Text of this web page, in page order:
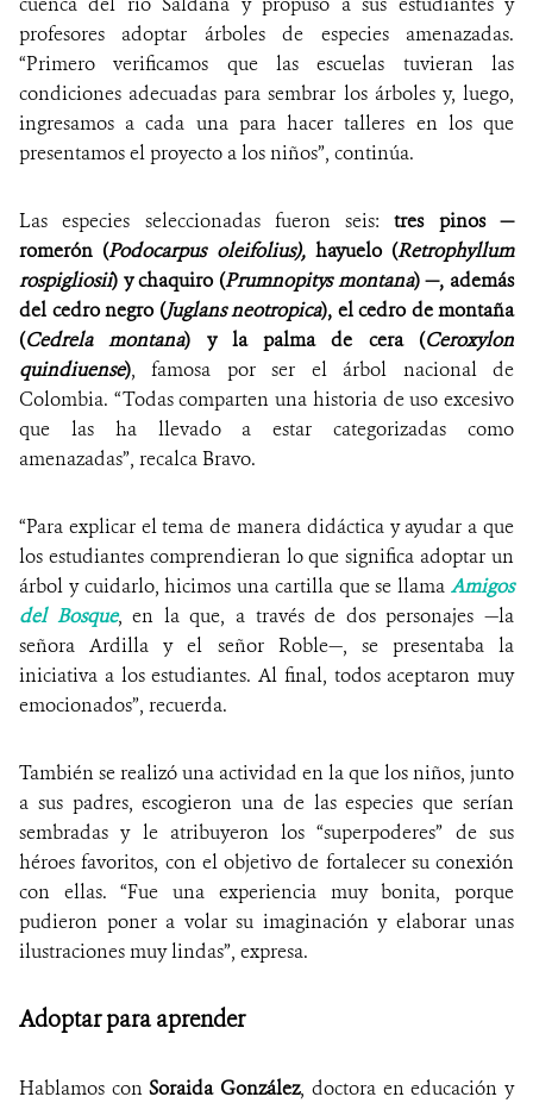
profesores adoptar árboles de especies amenazadas.
“Primero verificamos que las escuelas tuvieran las
condiciones adecuadas para sembrar los árboles y, luego,
ingresamos a cada una para hacer talleres en los que
presentamos el proyecto a los niños”, continúa.
Las especies seleccionadas fueron seis:tres pinos —
romerón (Podocarpus oleifolius),hayuelo (Retrophyllum
rospigliosii) y chaquiro (Prumnopitys montana) —, además
del cedro negro (Juglans neotropica), el cedro de montaña
(Cedrela montana) y la palma de cera (Ceroxylon
quindiuense), famosa por ser el árbol nacional de
Colombia. “Todas comparten una historia de uso excesivo
que las ha llevado a estar categorizadas como
amenazadas”, recalca Bravo.
“Para explicar el tema de manera didáctica y ayudar a que
los estudiantes comprendieran lo que significa adoptar un
árbol y cuidarlo, hicimos una cartilla que se llama Amigos
del Bosque, en la que, a través de dos personajes —la
señora Ardilla y el señor Roble—, se presentaba la
iniciativa a los estudiantes. Al final, todos aceptaron muy
emocionados”, recuerda.
También se realizó una actividad en la que los niños, junto
a sus padres, escogieron una de las especies que serían
sembradas y le atribuyeron los “superpoderes” de sus
héroes favoritos, con el objetivo de fortalecer su conexión
con ellas. “Fue una experiencia muy bonita, porque
pudieron poner a volar su imaginación y elaborar unas
ilustraciones muy lindas”, expresa.
Adoptar para aprender
Hablamos conSoraida González, doctora en educación y